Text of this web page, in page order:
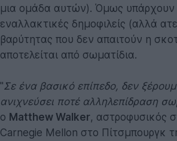
μια ομάδα αυτών). Όμως υπάρχουν
εναλλακτικές δημοφιλείς (αλλά
βαρύτητας που δεν απαιτούν η
αποτελείται από σωματίδια.
"Σε ένα βασικό επίπεδο, δεν
ανιχνεύσει ποτέ αλληλεπίδραση
ο Matthew Walker, αστροφυσικός
Carnegie Mellon στο Πίτσμπουργκ